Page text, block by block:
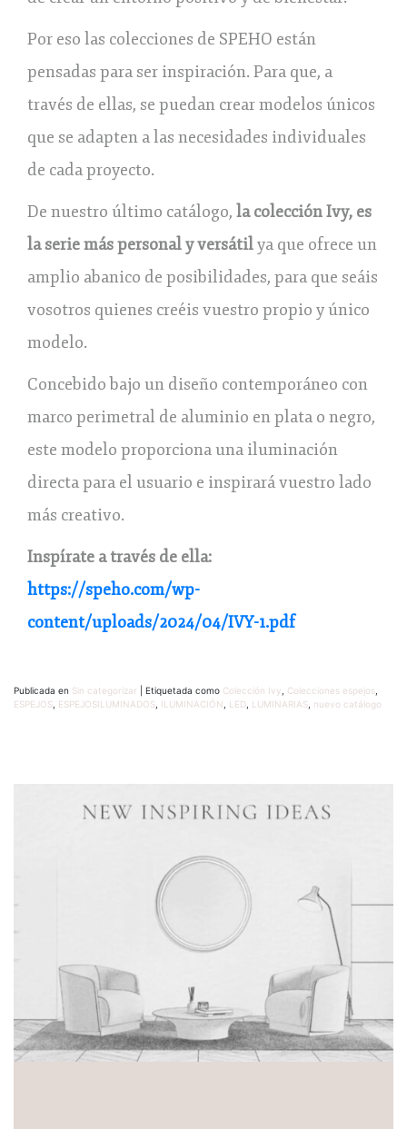
Por eso las colecciones de SPEHO están
pensadas para ser inspiración. Para que, a
través de ellas, se puedan crear modelos únicos
que se adapten a las necesidades individuales
de cada proyecto.
De nuestro último catálogo, la colección Ivy, es
la serie más personal y versátilya que ofrece un
amplio abanico de posibilidades, para que seáis
vosotros quienes creéis vuestro propio y único
modelo.
Concebido bajo un diseño contemporáneo con
marco perimetral de aluminio en plata o negro,
este modelo proporciona una iluminación
directa para el usuario e inspirará vuestro lado
más creativo.
Inspírate a través de ella:
https://speho.com/wp-
content/uploads/2024/04/IVY-1.pdf
Publicada en Sin categorizar Etiquetada como Colección Ivy Colecciones espejos
ESPEJOS ESPEJOSILUMINADOS ILUMINACIÓN LED LUMINARIAS nuevo catálogo